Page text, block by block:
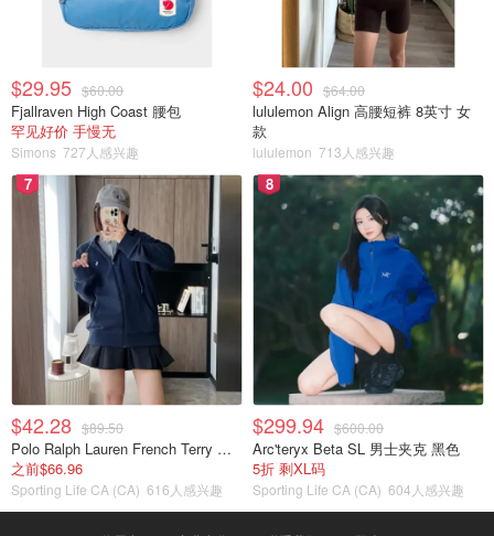
$29.95 $60.00
Fjallraven High Coast 腰包
罕见好价 手慢无
Simons 727人感兴趣
$24.00 $64.00
lululemon Align 高腰短裤 8英寸 女
款
lululemon 713人感兴趣
7
$42.28 $89.50
Polo Ralph Lauren French Terry 女童连帽卫衣 7-16码
之前$66.96
Sporting Life CA (CA) 616人感兴趣
8
$299.94 $600.00
Arc'teryx Beta SL 男士夹克 黑色
5折 剩XL码
Sporting Life CA (CA) 604人感兴趣